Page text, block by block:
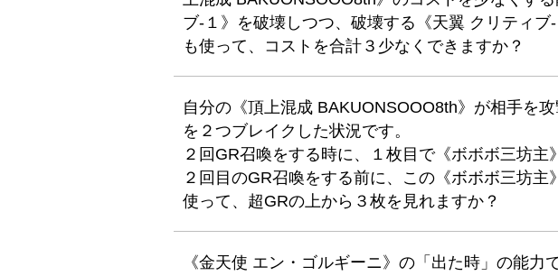
ブ-１》を破壊しつつ、破壊する《天翼 クリティブ-
も使って、コストを合計３少なくできますか？
自分の《頂上混成 BAKUONSOOO8th》が相手を
を２つブレイクした状況です。
２回GR召喚をする時に、１枚目で《ボボボ三坊主
２回目のGR召喚をする前に、この《ボボボ三坊主
使って、超GRの上から３枚を見れますか？
《金天使 エン・ゴルギーニ》の「出た時」の能力